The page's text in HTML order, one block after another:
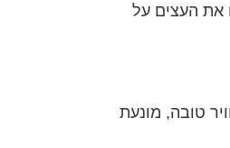
את העצים על
טובה, מונעת